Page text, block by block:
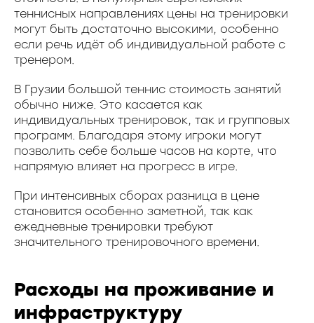
теннисных направлениях цены на тренировки
могут быть достаточно высокими, особенно
если речь идёт об индивидуальной работе с
тренером.
В Грузии большой теннис стоимость занятий
обычно ниже. Это касается как
индивидуальных тренировок, так и групповых
программ. Благодаря этому игроки могут
позволить себе больше часов на корте, что
напрямую влияет на прогресс в игре.
При интенсивных сборах разница в цене
становится особенно заметной, так как
ежедневные тренировки требуют
значительного тренировочного времени.
Расходы на проживание и
инфраструктуру